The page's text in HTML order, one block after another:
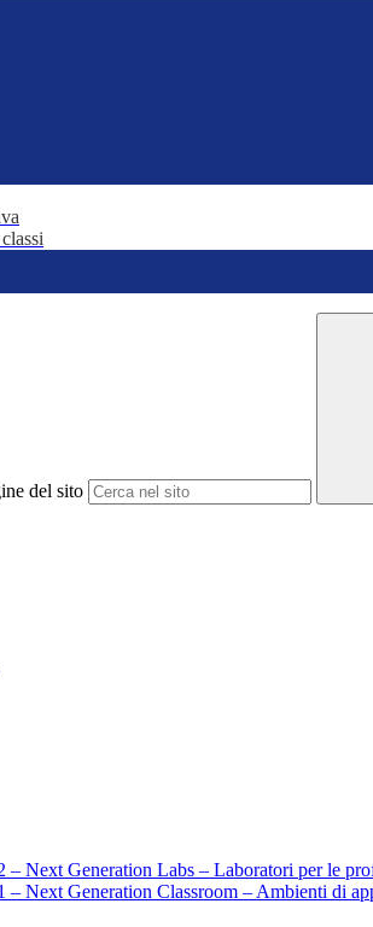
del sito
– Next Generation Labs – Laboratori per le
– Next Generation Classroom – Ambienti di